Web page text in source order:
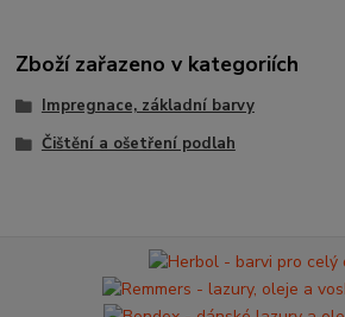
Zboží zařazeno v kategoriích
Impregnace, základní barvy
Čištění a ošetření podlah